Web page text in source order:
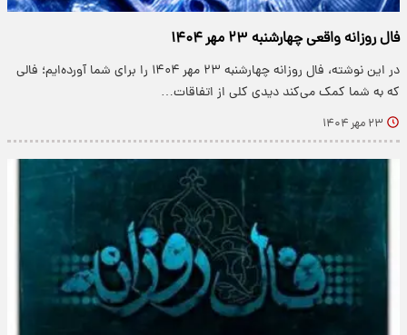
فال روزانه واقعی چهارشنبه ۲۳ مهر ۱۴۰۴
در این نوشته، فال روزانه چهارشنبه ۲۳ مهر ۱۴۰۴ را برای شما آورده‌ایم؛ فالی
که به شما کمک می‌کند دیدی کلی از اتفاقات…
۲۳ مهر ۱۴۰۴